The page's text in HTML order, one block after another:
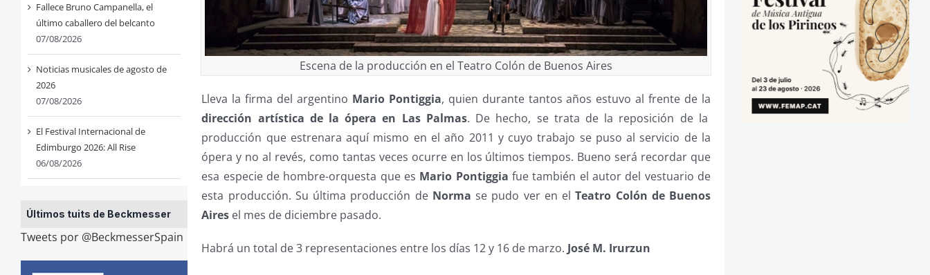
Fallece Bruno Campanella, el
último caballero del belcanto
07/08/2026
Noticias musicales de agosto de
2026
07/08/2026
El Festival Internacional de
Edimburgo 2026: All Rise
06/08/2026
Últimos tuits de Beckmesser
Tweets por @BeckmesserSpain
Escena de la producción en el Teatro Colón de Buenos Aires
Lleva la firma del argentino Mario Pontiggia, quien durante tantos años estuvo al frente de la
dirección artística de la ópera en Las Palmas. De hecho, se trata de la reposición de la
producción que estrenara aquí mismo en el año 2011 y cuyo trabajo se puso al servicio de la
ópera y no al revés, como tantas veces ocurre en los últimos tiempos. Bueno será recordar que
esa especie de hombre-orquesta que es Mario Pontiggia fue también el autor del vestuario de
esta producción. Su última producción de Norma se pudo ver en elTeatro Colón de Buenos
Aires el mes de diciembre pasado.
Habrá un total de 3 representaciones entre los días 12 y 16 de marzo. José M. Irurzun